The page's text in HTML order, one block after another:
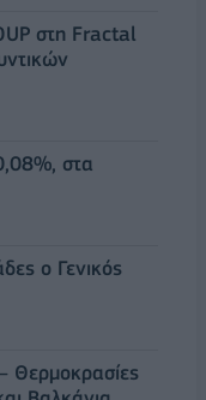
στη Fractal
στα
ο Γενικός
Θερμοκρασίες